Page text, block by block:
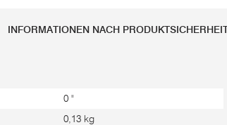
INFORMATIONEN NACH
0 "
0,13 kg